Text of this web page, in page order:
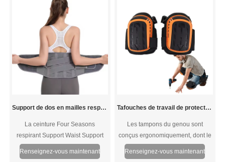
construction, l'aménagement
paysager, la maçonnerie et les
déménageurs.
démangeaisons et les
démangeaisons et les odeurs
indésirables. Mettez le «L» à la
hausse en cas d'usure sur votre
genou gauche, mettez le «R» à
l'envers si l'usure sur votre genou
droit
Support de dos en mailles respirantes
La ceinture Four Seasons
respirant Support Waist Support
Support Firm Care Care Taile
Renseignez-vous maintenant
Tafouches de travail de protection du travail
Les tampons du genou sont
conçus ergonomiquement, dont le
profil incurvé va parfaire au genou.
La doublure en tissu doux offre
Renseignez-vous maintenant